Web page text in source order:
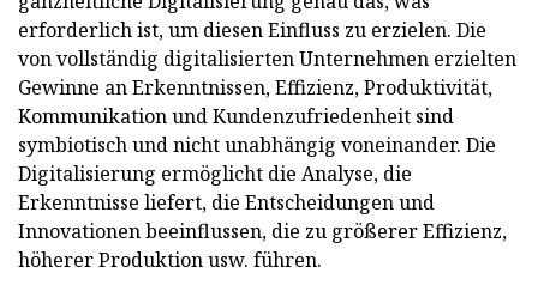
erforderlich ist, um diesen Einfluss zu erzielen. Die
von vollständig digitalisierten Unternehmen erzielten
Gewinne an Erkenntnissen, Effizienz, Produktivität,
Kommunikation und Kundenzufriedenheit sind
symbiotisch und nicht unabhängig voneinander. Die
Digitalisierung ermöglicht die Analyse, die
Erkenntnisse liefert, die Entscheidungen und
Innovationen beeinflussen, die zu größerer Effizienz,
höherer Produktion usw. führen.